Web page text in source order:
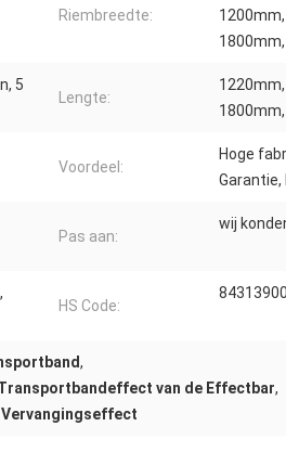
Riembreedte:
5
Lengte:
Voordeel:
Hoge
Garantie,
Pas aan:
wij
HS Code:
,
Transportbandeffect van de Effectbar,
Vervangingseffect